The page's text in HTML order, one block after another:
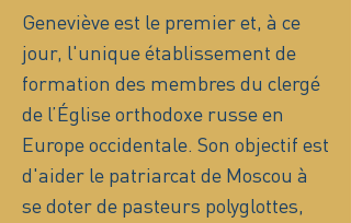
Geneviève est le premier et, à ce
jour, l'unique établissement de
formation des membres du clergé
de l’Église orthodoxe russe en
Europe occidentale. Son objectif est
d'aider le patriarcat de Moscou à
se doter de pasteurs polyglottes,